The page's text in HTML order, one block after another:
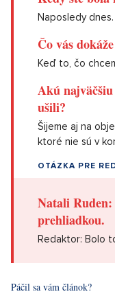
Naposledy dnes.
Čo vás
Keď to, čo
Akú
ušili?
Šijeme aj na
ktoré nie sú v
OTÁZKA PRE
Natali Ruden:
prehliadkou.
Redaktor: Bolo
Páčil sa vám článok?